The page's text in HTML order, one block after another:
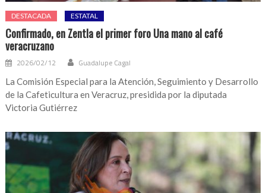
DESTACADA ESTATAL
Confirmado, en Zentla el primer foro Una mano al café
veracruzano
2026/02/12 Guadalupe Cagal
La Comisión Especial para la Atención, Seguimiento y Desarrollo
de la Cafeticultura en Veracruz, presidida por la diputada
Victoria Gutiérrez